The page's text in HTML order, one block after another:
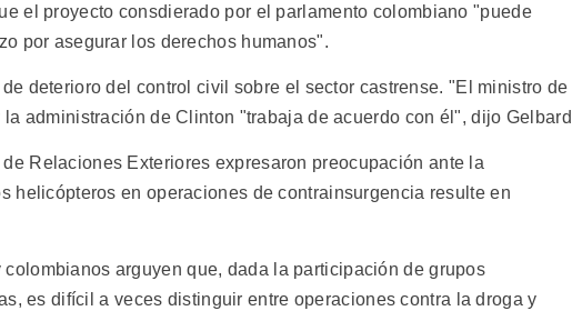
el proyecto consdierado por el parlamento colombiano "puede
por asegurar los derechos humanos".
deterioro del control civil sobre el sector castrense. "El ministro de
administración de Clinton "trabaja de acuerdo con él", dijo
Relaciones Exteriores expresaron preocupación ante la
helicópteros en operaciones de contrainsurgencia resulte en
arguyen que, dada la participación de grupos
es difícil a veces distinguir entre operaciones contra la droga y